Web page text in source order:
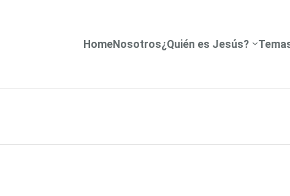
HomeNosotros¿Quién es Jesús?